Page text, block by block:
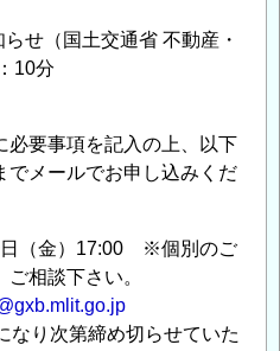
せ（国土交通省 不動産・
10分
必要事項を記入の上、以下
でメールでお申し込みくだ
日（金）17:00 ※個別のご
相談下さい。
なり次第締め切らせていた